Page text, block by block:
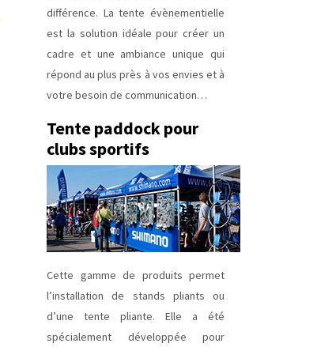
différence. La tente évènementielle
est la solution idéale pour créer un
cadre et une ambiance unique qui
répond au plus près à vos envies et à
votre besoin de communication…
Tente paddock pour
clubs sportifs
Cette gamme de produits permet
l’installation de stands pliants ou
d’une tente pliante. Elle a été
spécialement développée pour